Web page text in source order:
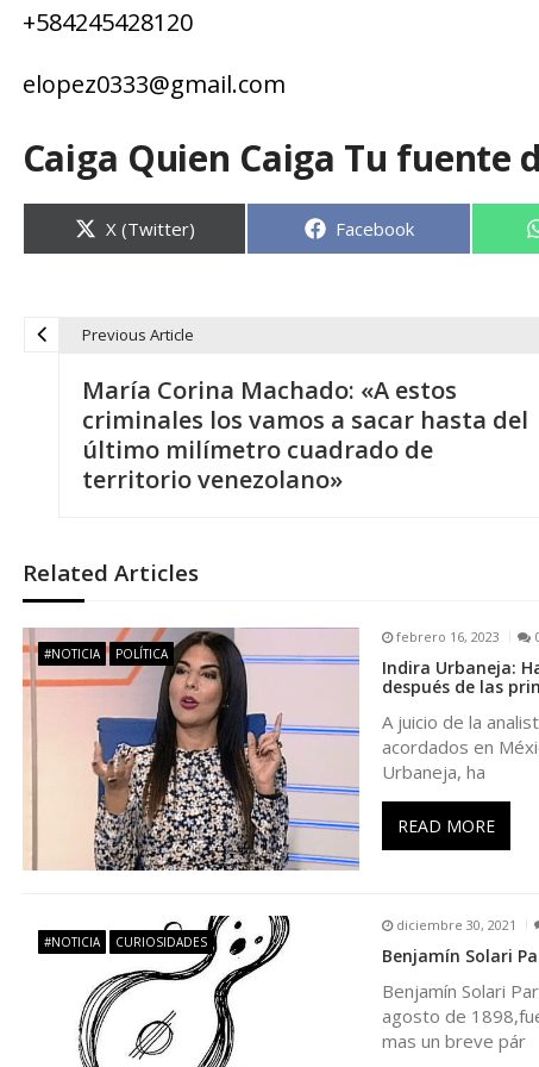
+584245428120
elopez0333@gmail.com
Caiga Quien Caiga Tu fuente
Compartir
en
X (Twitter) Compartir
Facebook
g
a
c
d
Previous Article
María Corina Machado: «A estos
criminales los vamos a sacar hasta del
último milímetro cuadrado de
territorio venezolano»
Related Articles
#NOTICIA POLÍTICA
febrero 16, 2023
Indira Urbaneja:
después de las
A juicio de la
acordados en
Urbaneja, ha
READ MORE
#NOTICIA CURIOSIDADES
diciembre 30, 2021
Benjamín Solari
Benjamín Solari
agosto de
mas un breve pár